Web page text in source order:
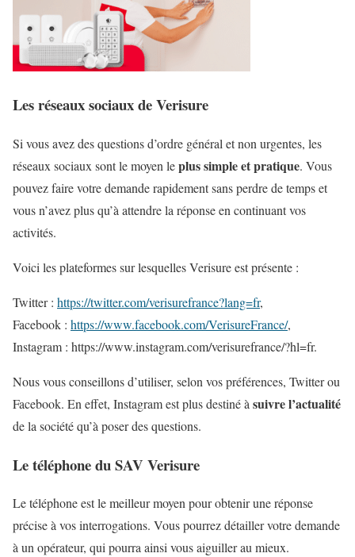
Les réseaux sociaux de Verisure
Si vous avez des questions d’ordre général et non urgentes, les
réseaux sociaux sont le moyen leplus simple et pratique. Vous
pouvez faire votre demande rapidement sans perdre de temps et
vous n’avez plus qu’à attendre la réponse en continuant vos
activités.
Voici les plateformes sur lesquelles Verisure est présente :
Twitter : https://twitter.com/verisurefrance?lang=fr,
Facebook : https://www.facebook.com/VerisureFrance/,
Instagram : https://www.instagram.com/verisurefrance/?hl=fr.
Nous vous conseillons d’utiliser, selon vos préférences, Twitter ou
Facebook. En effet, Instagram est plus destiné à suivre l’actualité
de la société qu’à poser des questions.
Le téléphone du SAV Verisure
Le téléphone est le meilleur moyen pour obtenir une réponse
précise à vos interrogations. Vous pourrez détailler votre demande
à un opérateur, qui pourra ainsi vous aiguiller au mieux.